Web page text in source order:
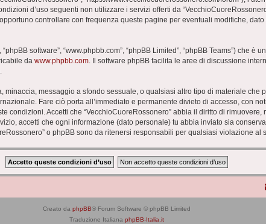
d’uso seguenti non utilizzare i servizi offerti da
controllare con frequenza queste pagine per eventuali modifiche,
software”, “www.phpbb.com”, “phpBB Limited”, “phpBB Teams”) che
da www.phpbb.com . Il software phpBB facilita le aree di discussione
messaggio a sfondo sessuale, o qualsiasi altro tipo di materiale
Fare ciò porta all’immediato e permanente divieto di accesso, con
condizioni. Accetti che “VecchioCuoreRossonero” abbia il diritto di
accetti che ogni informazione (dato personale) tu abbia inviato sia
o phpBB sono da ritenersi responsabili per qualsiasi violazione al
Creato da phpBB® Forum Software © phpBB Limited
Traduzione Italiana phpBB-Italia.it